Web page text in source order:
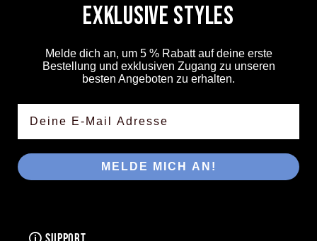
Exklusive Styles
Melde dich an, um 5 % Rabatt auf deine erste
Bestellung und exklusiven Zugang zu unseren
besten Angeboten zu erhalten.
MELDE MICH AN!